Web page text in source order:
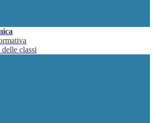
classi